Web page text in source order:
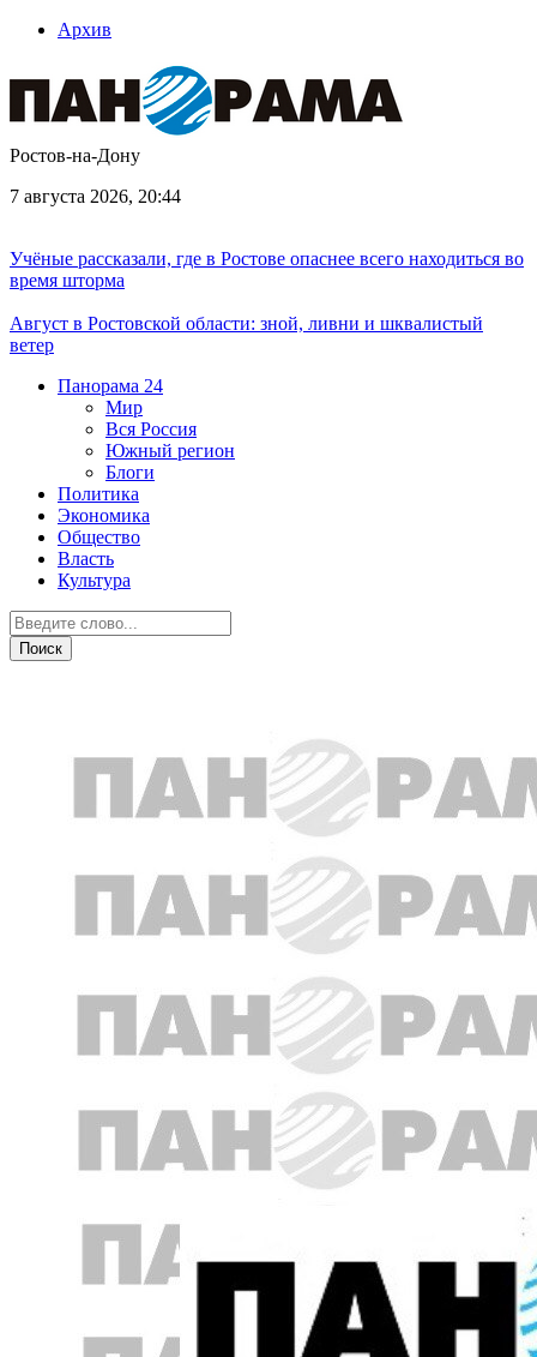
Архив
Ростов-на-Дону
7 августа 2026, 20:44
Учёные рассказали, где в Ростове опаснее всего находиться во
время шторма
Август в Ростовской области: зной, ливни и шквалистый
ветер
Панорама 24
Мир
Вся Россия
Южный регион
Блоги
Политика
Экономика
Общество
Власть
Культура